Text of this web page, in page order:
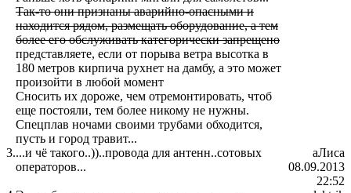
Так-то они признаны аварийно-опасными и
находится рядом, размещать оборудование, а тем
более его обслуживать категорически запрещено
представляете, если от порыва ветра высотка в
180 метров кирпича рухнет на дамбу, а это может
произойти в любой момент
Сносить их дороже, чем отремонтировать, чтоб
еще постояли, тем более никому не нужны.
Спецплав ночами своими трубами обходится,
пусть и город травит...
3....и чё такого..))..провода для антенн..сотовых
операторов...
аЛиса
08.09.2013
22:52